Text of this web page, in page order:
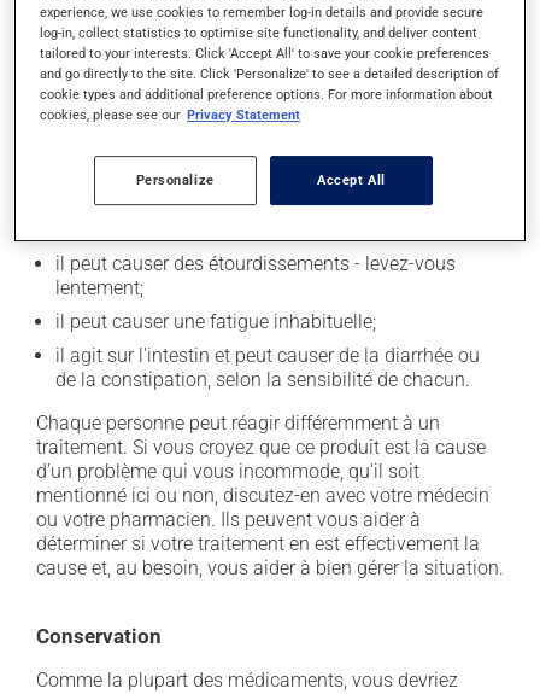
nourriture, sans égard aux repas ou aux collations.
Effets indésirables
l'occasion entraîner certains effets indésirables (effets
secondaires), notamment :
il peut causer des étourdissements - levez-vous
lentement;
il peut causer une fatigue inhabituelle;
il agit sur l'intestin et peut causer de la diarrhée ou
de la constipation, selon la sensibilité de chacun.
Chaque personne peut réagir différemment à un
traitement. Si vous croyez que ce produit est la cause
d'un problème qui vous incommode, qu'il soit
mentionné ici ou non, discutez-en avec votre médecin
ou votre pharmacien. Ils peuvent vous aider à
déterminer si votre traitement en est effectivement la
cause et, au besoin, vous aider à bien gérer la situation.
Conservation
Comme la plupart des médicaments, vous devriez
experience, we use cookies to remember log-in details and provide secure
log-in, collect statistics to optimise site functionality, and deliver content
tailored to your interests. Click 'Accept All' to save your cookie preferences
and go directly to the site. Click 'Personalize' to see a detailed description of
cookie types and additional preference options. For more information about
cookies, please see our Privacy Statement
Personalize Accept All